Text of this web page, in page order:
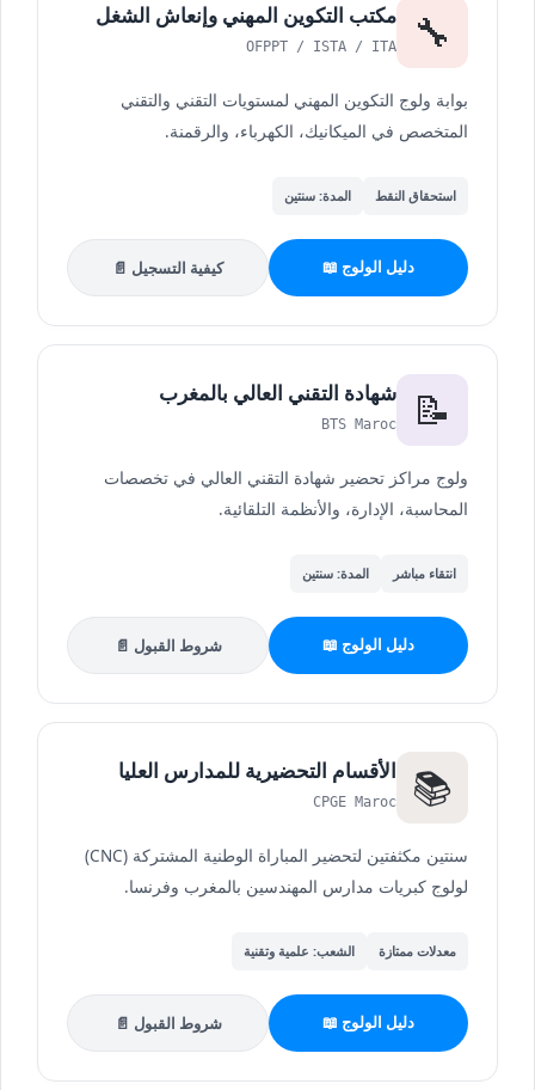
🔧 مكتب التكوين المهني وإنعاش الشغل
OFPPT / ISTA / ITA
بوابة ولوج التكوين المهني لمستويات التقني والتقني
المتخصص في الميكانيك، الكهرباء، والرقمنة.
استحقاق النقط المدة: سنتين
دليل الولوج 📖 كيفية التسجيل 📄
📝 شهادة التقني العالي بالمغرب
BTS Maroc
ولوج مراكز تحضير شهادة التقني العالي في تخصصات
المحاسبة، الإدارة، والأنظمة التلقائية.
انتقاء مباشر المدة: سنتين
دليل الولوج 📖 شروط القبول 📄
📚 الأقسام التحضيرية للمدارس العليا
CPGE Maroc
سنتين مكثفتين لتحضير المباراة الوطنية المشتركة (CNC)
لولوج كبريات مدارس المهندسين بالمغرب وفرنسا.
معدلات ممتازة الشعب: علمية وتقنية
دليل الولوج 📖 شروط القبول 📄